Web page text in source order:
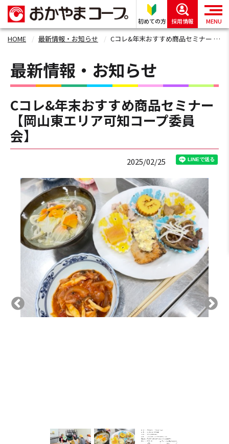
初めての方 採用情報 MENU
HOME 最新情報・お知らせ Cコレ&年末おすすめ商品セミナー 【岡山東エリア可知コープ委員会】
最新情報・お知らせ
Cコレ&年末おすすめ商品セミナー
【岡山東エリア可知コープ委員
会】
2025/02/25